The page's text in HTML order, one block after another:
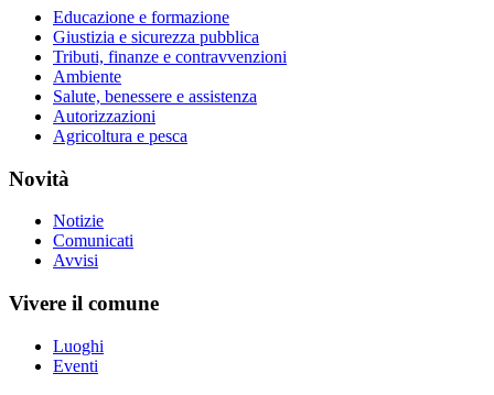
Educazione e formazione
Giustizia e sicurezza pubblica
Tributi, finanze e contravvenzioni
Ambiente
Salute, benessere e assistenza
Autorizzazioni
Agricoltura e pesca
Novità
Notizie
Comunicati
Avvisi
Vivere il comune
Luoghi
Eventi